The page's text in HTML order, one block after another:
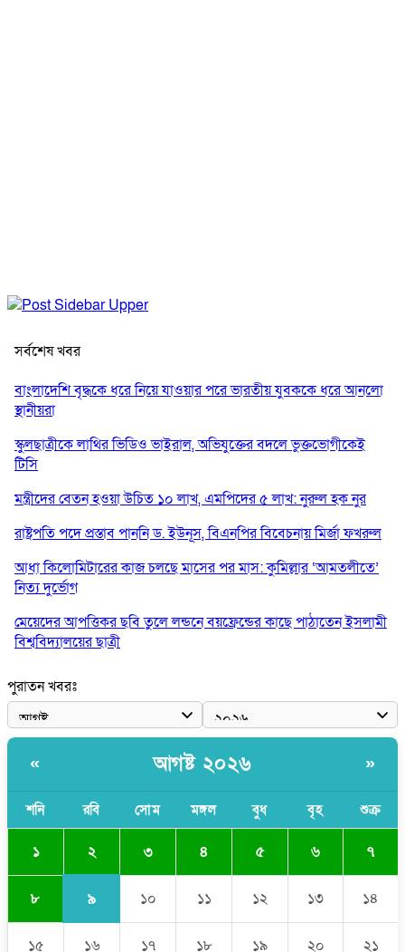
সর্বশেষ খবর
বাংলাদেশি বৃদ্ধকে ধরে নিয়ে যাওয়ার পরে ভারতীয় যুবককে ধরে আনলো
স্থানীয়রা
স্কুলছাত্রীকে লাথির ভিডিও ভাইরাল, অভিযুক্তের বদলে ভুক্তভোগীকেই
টিসি
মন্ত্রীদের বেতন হওয়া উচিত ১০ লাখ, এমপিদের ৫ লাখ: নুরুল হক নুর
রাষ্ট্রপতি পদে প্রস্তাব পাননি ড. ইউনূস, বিএনপির বিবেচনায় মির্জা ফখরুল
আধা কিলোমিটারের কাজ চলছে মাসের পর মাস: কুমিল্লার ‘আমতলীতে’
নিত্য দুর্ভোগ
মেয়েদের আপত্তিকর ছবি তুলে লন্ডনে বয়ফ্রেন্ডের কাছে পাঠাতেন ইসলামী
বিশ্ববিদ্যালয়ের ছাত্রী
পুলিশকে পিটিয়ে রক্তাক্ত করেছি এ দৃশ্য কি আপনারা দেখেননি: এনসিপি
নেতা
পাঁচ দেশি মাছে মিলল মাইক্রোপ্লাস্টিক, সবচেয়ে বেশি কই মাছে
বাংলাদেশী কর্মীদের আকামা নিয়ে বড় সুখবর দিলো সৌদি সরকার
ভারতের পূর্ব সীমান্তে এখন ‘আরেকটি পাকিস্তান’ গড়ে উঠেছে: সজীব
ওয়াজেদ জয়
পুরাতন খবরঃ
« আগষ্ট ২০২৬ »
শনি রবি সোম মঙ্গল বুধ বৃহ শুক্র
১ ২ ৩ ৪ ৫ ৬ ৭
৮ ৯ ১০ ১১ ১২ ১৩ ১৪
১৫ ১৬ ১৭ ১৮ ১৯ ২০ ২১